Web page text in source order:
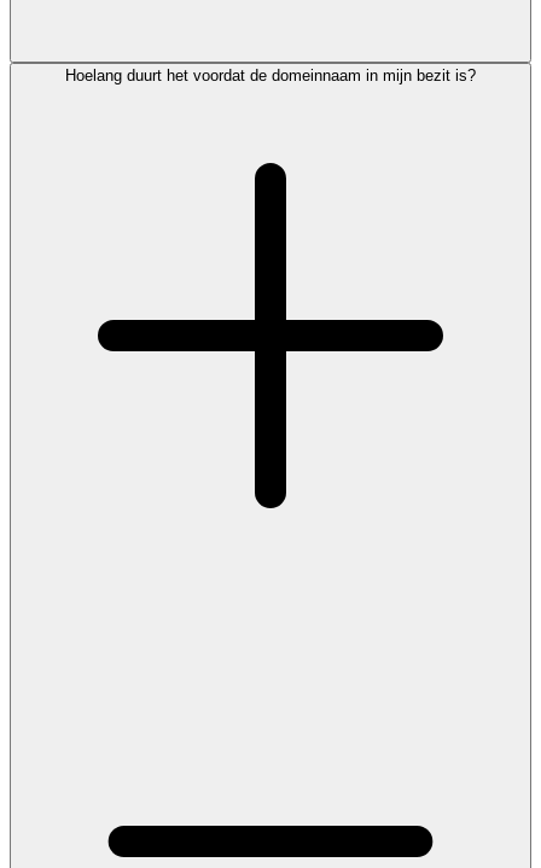
Hoelang duurt het voordat de domeinnaam in mijn bezit is?